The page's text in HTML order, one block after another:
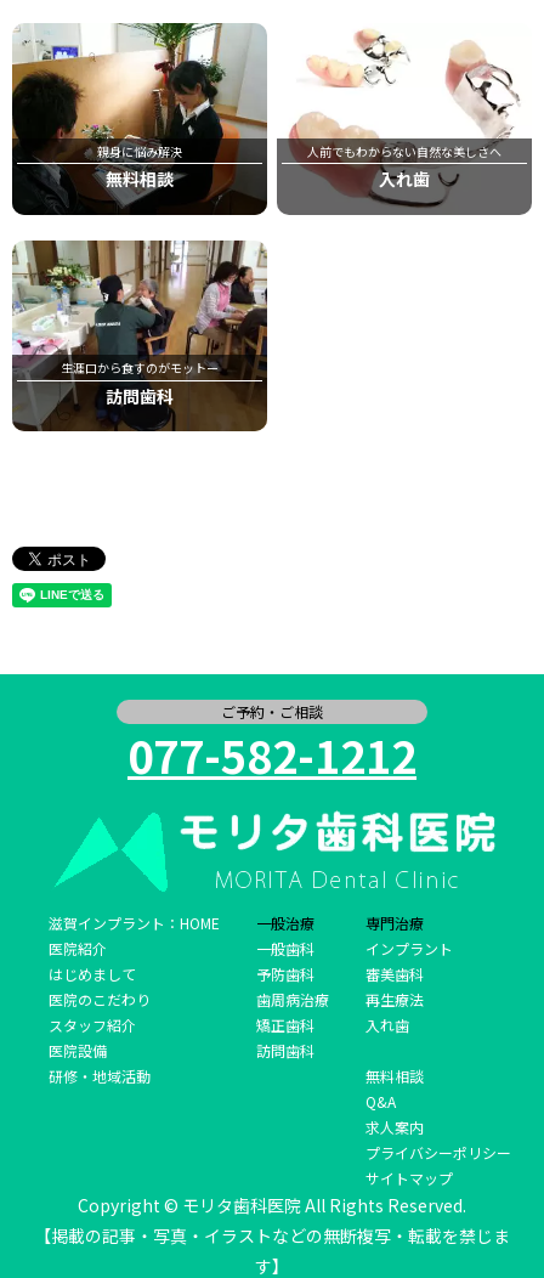
親身に悩み解決
無料相談
人前でもわからない自然な美しさへ
入れ歯
生涯口から食すのがモットー
訪問歯科
ご予約・ご相談
077-582-1212
滋賀インプラント：HOME
医院紹介
はじめまして
医院のこだわり
スタッフ紹介
医院設備
研修・地域活動
一般治療
一般歯科
予防歯科
歯周病治療
矯正歯科
訪問歯科
専門治療
インプラント
審美歯科
再生療法
入れ歯
無料相談
Q&A
求人案内
プライバシーポリシー
サイトマップ
Copyright © モリタ歯科医院 All Rights Reserved.
【掲載の記事・写真・イラストなどの無断複写・転載を禁じま
す】